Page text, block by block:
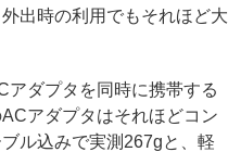
出時の利用でもそれほど大
ダプタを同時に携帯する
アダプタはそれほどコン
ル込みで実測267gと、軽